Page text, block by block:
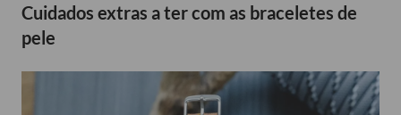
Cuidados extras a ter com as braceletes de
pele